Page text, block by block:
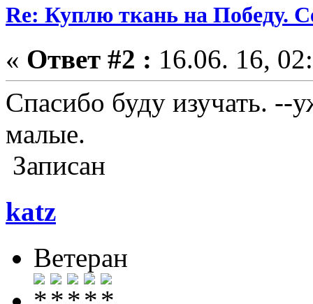
Re: Куплю ткань на Победу.
« Ответ #2 : 16.06. 16,
Спасибо буду изучать. --
малые.
Записан
katz
Ветеран